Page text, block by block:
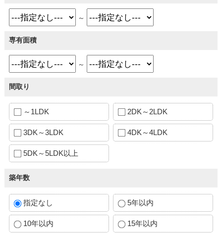
～
専有面積
～
間取り
～1LDK 2DK～2LDK
3DK～3LDK 4DK～4LDK
5DK～5LDK以上
築年数
指定なし 5年以内
10年以内 15年以内